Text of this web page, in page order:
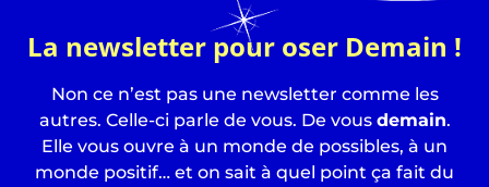
La newsletter pour oser Demain !
Non ce n’est pas une newsletter comme les
autres. Celle-ci parle de vous. De vous demain.
Elle vous ouvre à un monde de possibles, à un
monde positif… et on sait à quel point ça fait du